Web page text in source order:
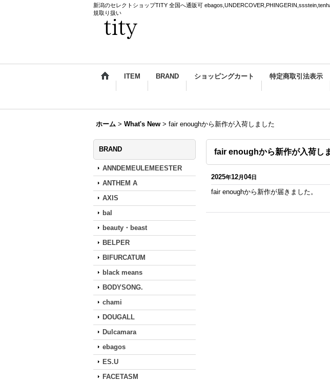
新潟のセレクトショップTITY 全国へ通販可
規取り扱い
ITEM BRAND ショッピングカート 特定商取引法表示
ホーム > What's New > fair enoughから新作が入荷しました
BRAND
ANNDEMEULEMEESTER
ANTHEM A
AXIS
bal
beauty・beast
BELPER
BIFURCATUM
black means
BODYSONG.
chami
DOUGALL
Dulcamara
ebagos
ES.U
FACETASM
fair enoughから新作が入荷し
2025年12月04日
fair enoughから新作が届きました。